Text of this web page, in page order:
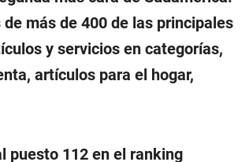
más de 400 de las principales
y servicios en categorías,
artículos para el hogar,
puesto 112 en el ranking